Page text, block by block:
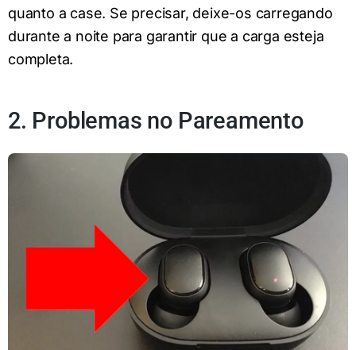
quanto a case. Se precisar, deixe-os carregando
durante a noite para garantir que a carga esteja
completa.
2. Problemas no Pareamento